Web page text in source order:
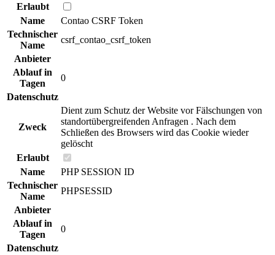
Erlaubt
Name
Contao CSRF Token
Technischer
Name
csrf_contao_csrf_token
Anbieter
Ablauf in
Tagen
0
Datenschutz
Zweck
Dient zum Schutz der Website vor Fälschungen von
standortübergreifenden Anfragen . Nach dem
Schließen des Browsers wird das Cookie wieder
gelöscht
Erlaubt
Name
PHP SESSION ID
Technischer
Name
PHPSESSID
Anbieter
Ablauf in
Tagen
0
Datenschutz